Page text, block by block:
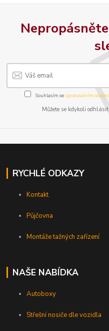
Souhlasím se zpracováním
Můžete se kdykoli
RYCHLÉ ODKAZY
Kontakt
Půjčovna
Montáže tažných zařízení
NAŠE NABÍDKA
Autoboxy
Střešní nosiče dle vozidla